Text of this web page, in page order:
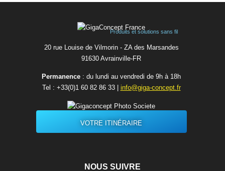
Produits et solutions sans fil
20 rue Louise de Vilmorin - ZA des Marsandes
91630 Avrainvilleㅤ-ㅤFR
Permanence : du lundi au vendredi de 9h à 18h
Tel : +33(0)1 60 82 86 33| info@giga-concept.fr
VOTRE ITINÉRAIRE
NOUS SUIVRE